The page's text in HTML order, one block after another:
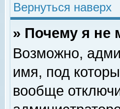
Вернуться наверх
» Почему я не
Возможно,
имя, под
вообще